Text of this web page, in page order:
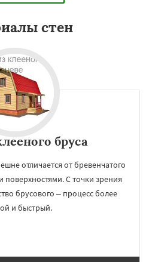
стен
бруса
отличается от бревенчатого
С точки зрения
брусового – процесс более
и быстрый.